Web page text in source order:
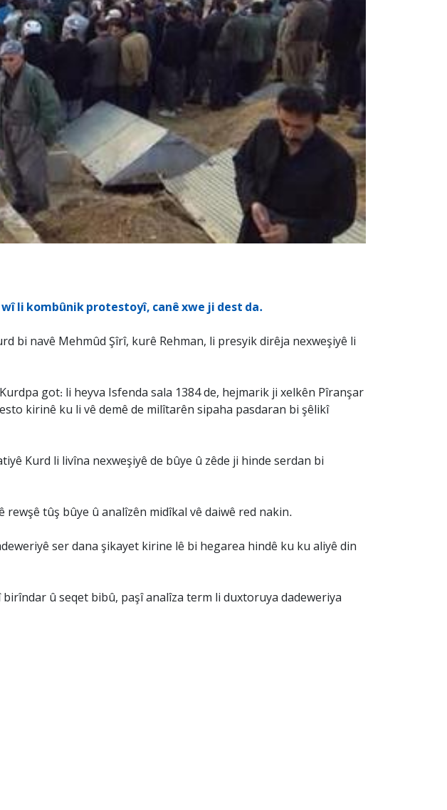
li kombûnik protestoyî, canê xwe ji dest da.
bi navê Mehmûd Şîrî, kurê Rehman, li presyik dirêja nexweşiyê li
got: li heyva Isfenda sala 1384 de, hejmarik ji xelkên Pîranşar
kirinê ku li vê demê de milîtarên sipaha pasdaran bi şêlikî
Kurd li livîna nexweşiyê de bûye û zêde ji hinde serdan bi
tûş bûye û analîzên midîkal vê daiwê red nakin.
ser dana şikayet kirine lê bi hegarea hindê ku ku aliyê din
û seqet bibû, paşî analîza term li duxtoruya dadeweriya